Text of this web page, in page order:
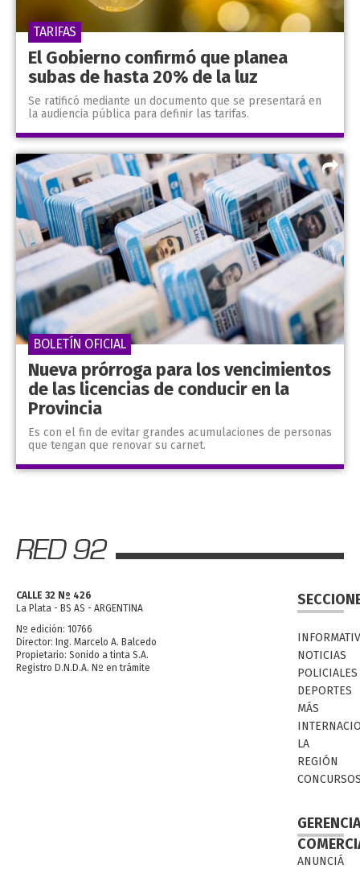
El Gobierno confirmó que planea
subas de hasta 20% de la luz
Se ratificó mediante un documento que se presentará en
la audiencia pública para definir las tarifas.
TARIFAS
Nueva prórroga para los vencimientos
de las licencias de conducir en la
Provincia
Es con el fin de evitar grandes acumulaciones de personas
que tengan que renovar su carnet.
BOLETÍN OFICIAL
CALLE 32 Nº 426
La Plata - BS AS - ARGENTINA
Nº edición: 10766
Director: Ing. Marcelo A. Balcedo
Propietario: Sonido a tinta S.A.
Registro D.N.D.A. Nº en trámite
NOTICIAS
POLICIALES
DEPORTES
MÁS
LA
REGIÓN
ANUNCIÁ